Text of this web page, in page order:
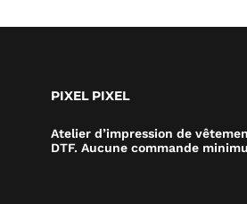
PIXEL PIXEL
Atelier d’impression de
DTF. Aucune commande